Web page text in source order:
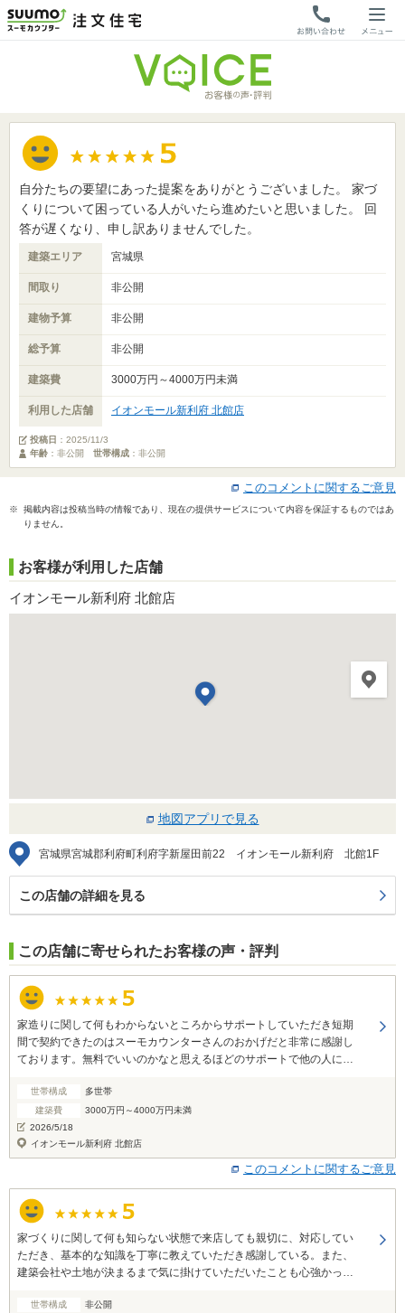
自分たちの要望にあった提案をありがとうございました。 家づ
くりについて困っている人がいたら進めたいと思いました。 回
答が遅くなり、申し訳ありませんでした。
建築エリア 宮城県
間取り 非公開
建物予算 非公開
総予算 非公開
建築費 3000万円～4000万円未満
利用した店舗 イオンモール新利府 北館店
投稿日 ： 2025/11/3
年齢 ：非公開 世帯構成 ：非公開
このコメントに関するご意見
※ 掲載内容は投稿当時の情報であり、現在の提供サービスについて内容を保証するものではあ
りません。
お客様が利用した店舗
イオンモール新利府 北館店
地図アプリで見る
宮城県宮城郡利府町利府字新屋田前22 イオンモール新利府 北館1F
この店舗の詳細を見る
この店舗に寄せられたお客様の声・評判
家造りに関して何もわからないところからサポートしていただき短期
間で契約できたのはスーモカウンターさんのおかげだと非常に感謝し
ております。無料でいいのかなと思えるほどのサポートで他の人にも
世帯構成
多世帯
建築費
3000万円～4000万円未満
2026/5/18
イオンモール新利府 北館店
このコメントに関するご意見
家づくりに関して何も知らない状態で来店しても親切に、対応してい
ただき、基本的な知識を丁寧に教えていただき感謝している。また、
建築会社や土地が決まるまで気に掛けていただいたことも心強かっ
世帯構成
非公開